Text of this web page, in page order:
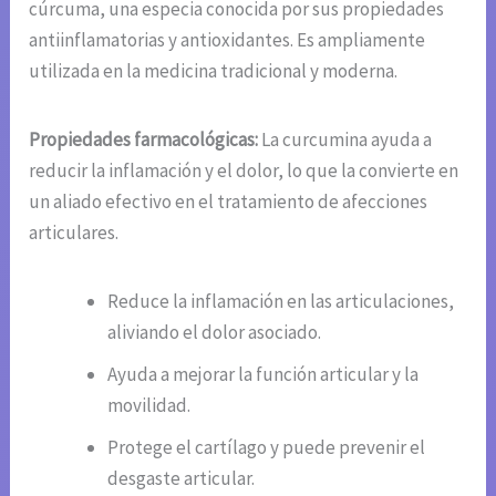
cúrcuma, una especia conocida por sus propiedades
antiinflamatorias y antioxidantes. Es ampliamente
utilizada en la medicina tradicional y moderna.
Propiedades farmacológicas:La curcumina ayuda a
reducir la inflamación y el dolor, lo que la convierte en
un aliado efectivo en el tratamiento de afecciones
articulares.
Reduce la inflamación en las articulaciones,
aliviando el dolor asociado.
Ayuda a mejorar la función articular y la
movilidad.
Protege el cartílago y puede prevenir el
desgaste articular.